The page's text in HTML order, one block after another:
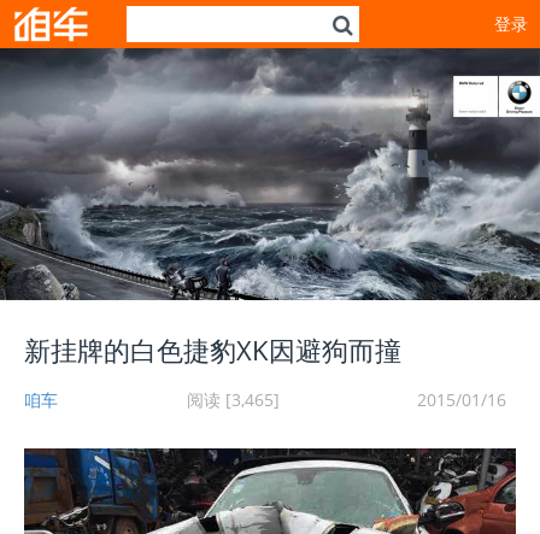
登录
新挂牌的白色捷豹XK因避狗而撞
咱车 阅读 [3,465] 2015/01/16